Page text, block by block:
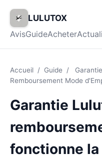
LULUTOX
AvisGuideAcheter
Accueil / Guide /
Remboursement Mode
Garantie
fonctionne